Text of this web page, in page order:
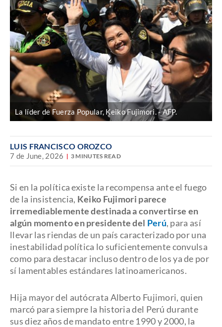
La líder de Fuerza Popular, Keiko Fujimori. AFP.
LUIS FRANCISCO OROZCO
7 de June, 2026 3 MINUTES READ
Si en la política existe la recompensa ante el fuego
de la insistencia, Keiko Fujimori parece
irremediablemente destinada a convertirse en
algún momento en presidente del Perú, para así
llevar las riendas de un país caracterizado por una
inestabilidad política lo suficientemente convulsa
como para destacar incluso dentro de los ya de por
sí lamentables estándares latinoamericanos.
Hija mayor del autócrata Alberto Fujimori, quien
marcó para siempre la historia del Perú durante
sus diez años de mandato entre 1990 y 2000, la